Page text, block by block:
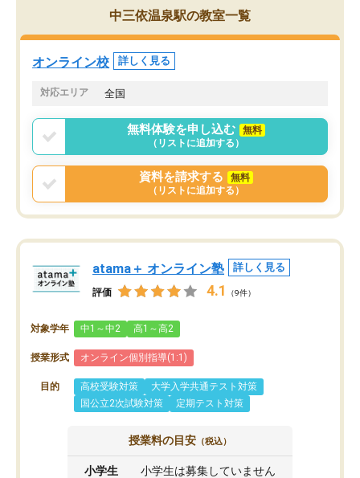
中三依温泉駅の教室一覧
オンライン校 詳しく見る
対応エリア 全国
無料体験を申し込む
無料
（リストに追加する）
資料を請求する
無料
（リストに追加する）
atama＋ オンライン塾 詳しく見る
評価 4.1 （9件）
対象学年 中1～中2 高1～高2
授業形式 オンライン個別指導(1:1)
目的 高校受験対策
大学入学共通テスト対策
国公立2次試験対策
定期テスト対策
授業料の目安 （税込）
小学生 小学生は募集していません